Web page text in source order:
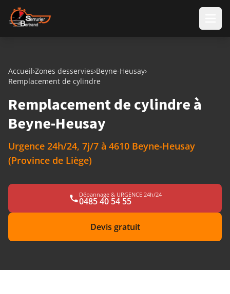
Aller au contenu
Accueil›Zones desservies›Beyne-Heusay›
Remplacement de cylindre
Remplacement de cylindre à
Beyne-Heusay
Urgence 24h/24, 7j/7 à 4610 Beyne-Heusay
(Province de Liège)
Dépannage & URGENCE 24h/24
0485 40 54 55
Devis gratuit